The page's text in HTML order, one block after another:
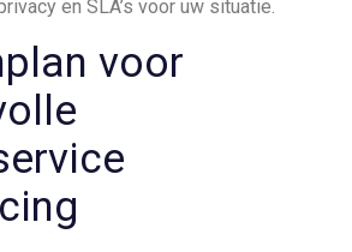
en SLA’s voor uw situatie.
voor